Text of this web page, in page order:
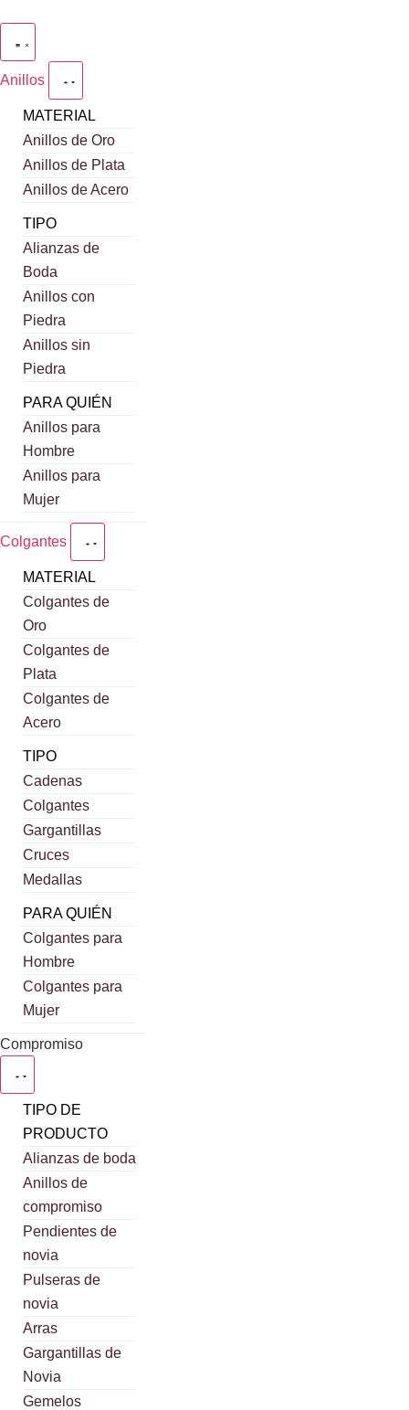
Anillos
MATERIAL
Anillos de Oro
Anillos de Plata
Anillos de Acero
TIPO
Alianzas de
Boda
Anillos con
Piedra
Anillos sin
Piedra
PARA QUIÉN
Anillos para
Hombre
Anillos para
Mujer
Colgantes
MATERIAL
Colgantes de
Oro
Colgantes de
Plata
Colgantes de
Acero
TIPO
Cadenas
Colgantes
Gargantillas
Cruces
Medallas
PARA QUIÉN
Colgantes para
Hombre
Colgantes para
Mujer
Compromiso
TIPO DE
PRODUCTO
Alianzas de boda
Anillos de
compromiso
Pendientes de
novia
Pulseras de
novia
Arras
Gargantillas de
Novia
Gemelos